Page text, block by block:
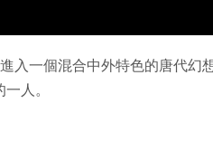
入一個混合中外特色的唐代幻
人。